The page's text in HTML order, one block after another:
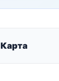
Карта